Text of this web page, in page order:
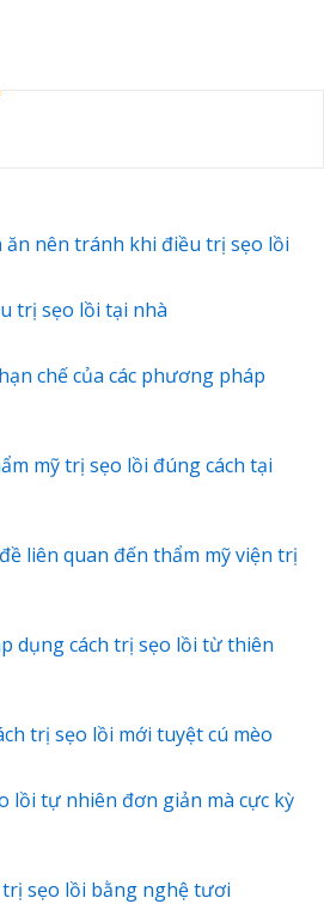
nên tránh khi điều trị sẹo lồi
trị sẹo lồi tại nhà
chế của các phương pháp
mỹ trị sẹo lồi đúng cách tại
liên quan đến thẩm mỹ viện trị
dụng cách trị sẹo lồi từ thiên
trị sẹo lồi mới tuyệt cú mèo
lồi tự nhiên đơn giản mà cực kỳ
sẹo lồi bằng nghệ tươi